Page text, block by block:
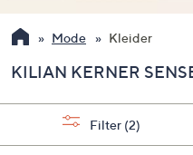
verwenden
Sie
Pfeiltasten
nach
und
Mode Kleider
KILIAN KERNER
Filter (2)